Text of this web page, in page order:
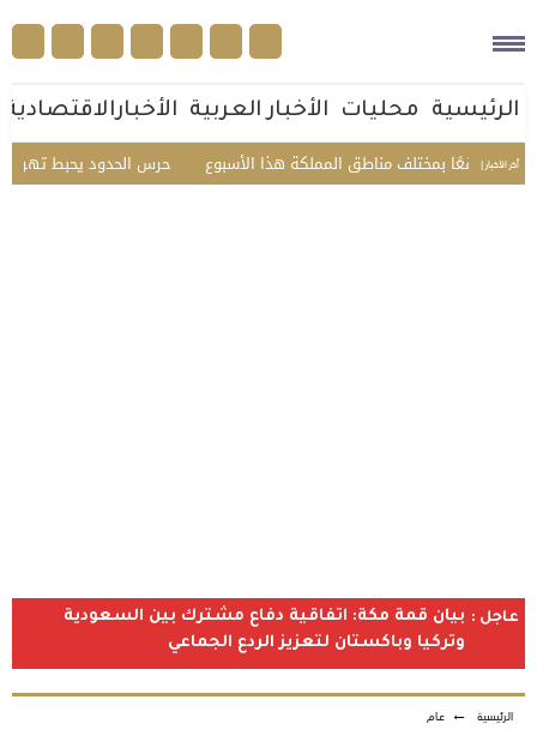
الرئيسية محليات الأخبار العربية الأخبارالاقتصادية
أخر الأخبار | حرس الحدود يحبط تهريب 45 كيلوجرامًا من الحشيش في عسير ويقبض على 3 مخالفين
عاجل : بيان قمة مكة: اتفاقية دفاع مشترك بين السعودية
وتركيا وباكستان لتعزيز الردع الجماعي
الرئيسية ← عام